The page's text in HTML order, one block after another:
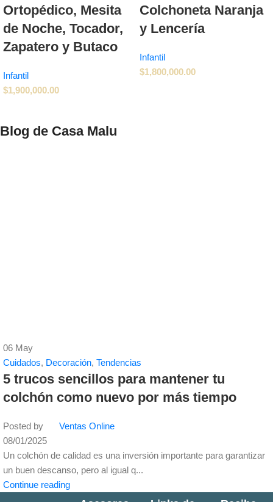
Ortopédico, Mesita
de Noche, Tocador,
Zapatero y Butaco
Infantil
$1,900,000.00
Colchoneta Naranja
y Lencería
Infantil
$1,800,000.00
Blog de Casa Malu
06 May
Cuidados, Decoración, Tendencias
5 trucos sencillos para mantener tu
colchón como nuevo por más tiempo
Posted by
Ventas Online
08/01/2025
Un colchón de calidad es una inversión importante para garantizar
un buen descanso, pero al igual q...
Continue reading